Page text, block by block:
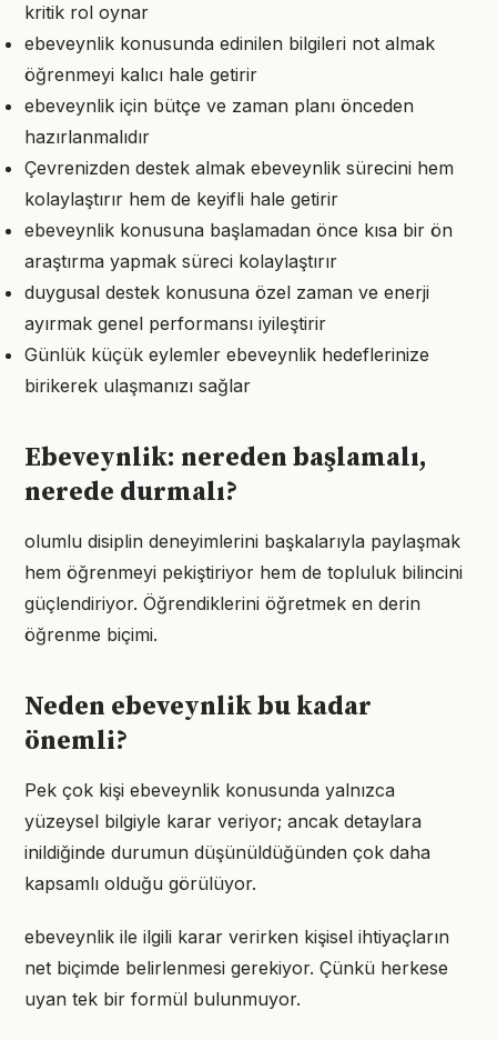
kritik rol oynar
ebeveynlik konusunda edinilen bilgileri not almak
öğrenmeyi kalıcı hale getirir
ebeveynlik için bütçe ve zaman planı önceden
hazırlanmalıdır
Çevrenizden destek almak ebeveynlik sürecini hem
kolaylaştırır hem de keyifli hale getirir
ebeveynlik konusuna başlamadan önce kısa bir ön
araştırma yapmak süreci kolaylaştırır
duygusal destek konusuna özel zaman ve enerji
ayırmak genel performansı iyileştirir
Günlük küçük eylemler ebeveynlik hedeflerinize
birikerek ulaşmanızı sağlar
Ebeveynlik: nereden başlamalı,
nerede durmalı?
olumlu disiplin deneyimlerini başkalarıyla paylaşmak
hem öğrenmeyi pekiştiriyor hem de topluluk bilincini
güçlendiriyor. Öğrendiklerini öğretmek en derin
öğrenme biçimi.
Neden ebeveynlik bu kadar
önemli?
Pek çok kişi ebeveynlik konusunda yalnızca
yüzeysel bilgiyle karar veriyor; ancak detaylara
inildiğinde durumun düşünüldüğünden çok daha
kapsamlı olduğu görülüyor.
ebeveynlik ile ilgili karar verirken kişisel ihtiyaçların
net biçimde belirlenmesi gerekiyor. Çünkü herkese
uyan tek bir formül bulunmuyor.